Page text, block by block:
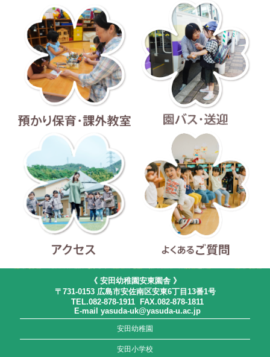
豊かな体験と園行事 施設・環境
預かり保育・課外教室 園バス・送迎
《 安田幼稚園安東園舎 》
〒731-0153 広島市安佐南区安東6丁目13番1号
TEL.082-878-1911 FAX.082-878-1811
E-mail yasuda-uk@yasuda-u.ac.jp
安田幼稚園
安田小学校